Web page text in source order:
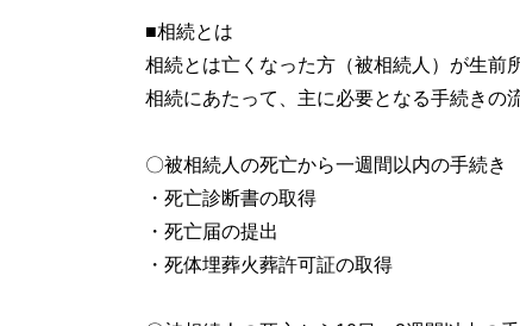
■相続とは
相続とは亡くなった方（被相続人）が生前
相続にあたって、主に必要となる手続きの
〇被相続人の死亡から一週間以内の手続き
・死亡診断書の取得
・死亡届の提出
・死体埋葬火葬許可証の取得